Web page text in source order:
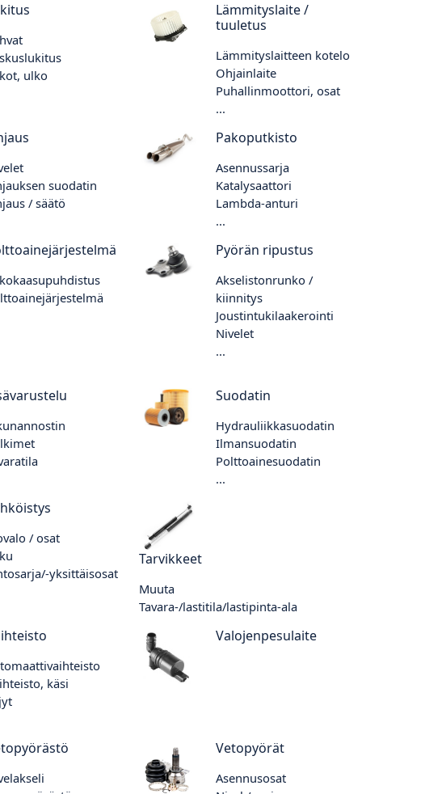
ulko
Lämmityslaite /
tuuletus
Lämmityslaitteen kotelo
Ohjainlaite
Puhallinmoottori, osat
...
suodatin
/ säätö
Pakoputkisto
Asennussarja
Katalysaattori
Lambda-anturi
...
Pyörän ripustus
Akselistonrunko /
kiinnitys
Joustintukilaakerointi
Nivelet
...
Suodatin
Hydrauliikkasuodatin
Ilmansuodatin
Polttoainesuodatin
...
/ osat
yksittäisosat
Tarvikkeet
Muuta
Tavara-/lastitila/lastipinta-ala
käsi
Valojenpesulaite
Vetopyörät
Asennusosat